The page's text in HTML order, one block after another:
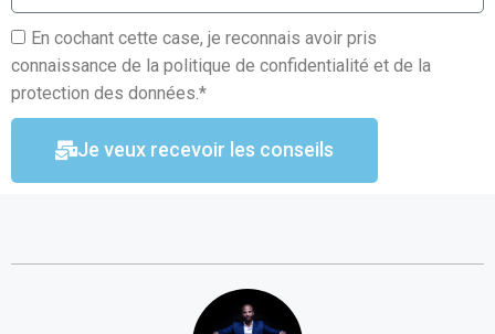
En cochant cette case, je reconnais avoir pris
connaissance de la politique de confidentialité et de la
protection des données.*
Je veux recevoir les conseils